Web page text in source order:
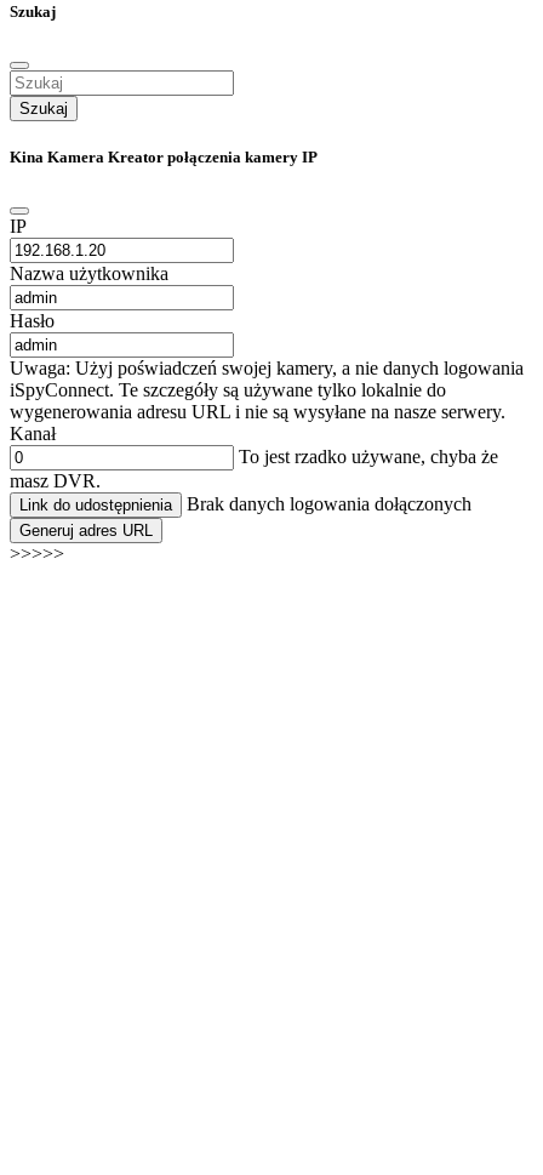
Szukaj
Szukaj
Kina Kamera Kreator połączenia kamery IP
IP
Nazwa użytkownika
Hasło
Uwaga: Użyj poświadczeń swojej kamery, a nie danych logowania
iSpyConnect. Te szczegóły są używane tylko lokalnie do
wygenerowania adresu URL i nie są wysyłane na nasze serwery.
Kanał
To jest rzadko używane, chyba że
masz DVR.
Link do udostępnienia Brak danych logowania dołączonych
Generuj adres URL
>>>>>